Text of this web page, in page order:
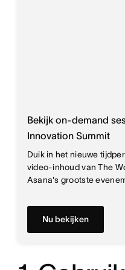
Bekijk on-demand
Innovation Summit
Duik in het nieuwe
video-inhoud van The
Asana's grootste
Nu bekijken